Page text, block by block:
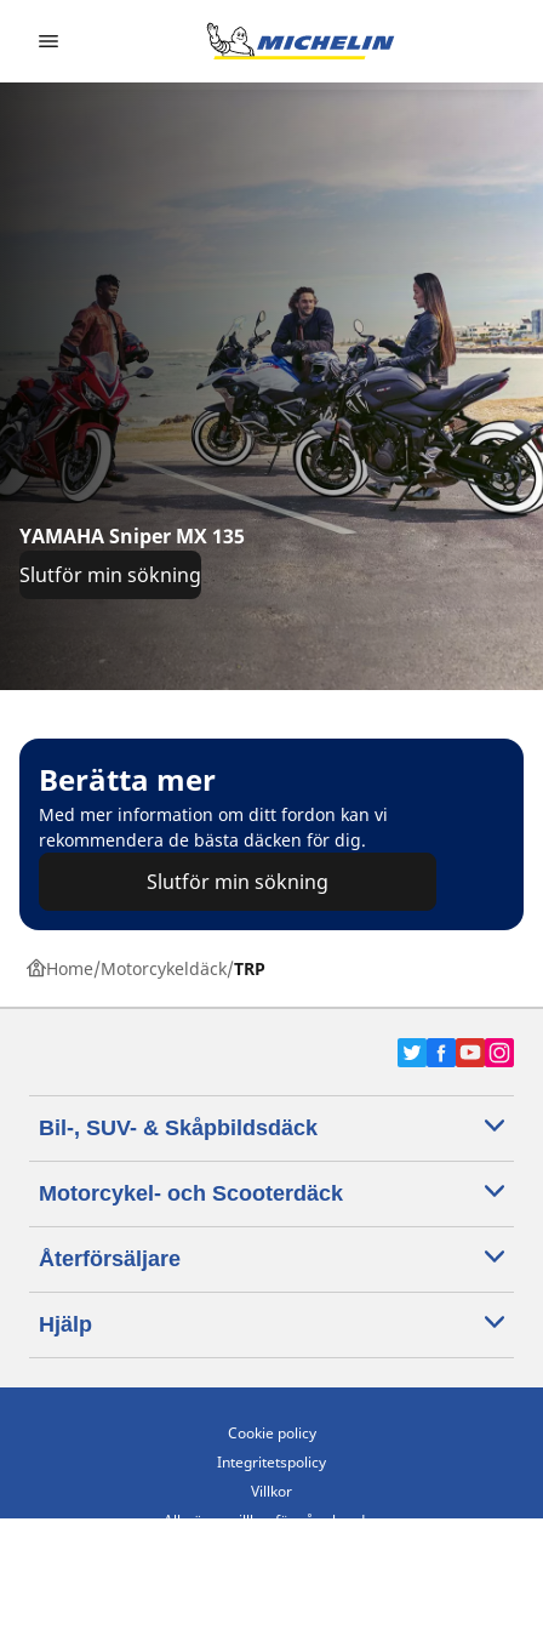
YAMAHA Sniper MX 135
Slutför min sökning
Berätta mer
Med mer information om ditt fordon kan vi
rekommendera de bästa däcken för dig.
Slutför min sökning
Home Motorcykeldäck TRP
Bil-, SUV- & Skåpbildsdäck
Motorcykel- och Scooterdäck
Återförsäljare
Hjälp
Cookie policy
Integritetspolicy
Villkor
Allmänna villkor för våra kunder